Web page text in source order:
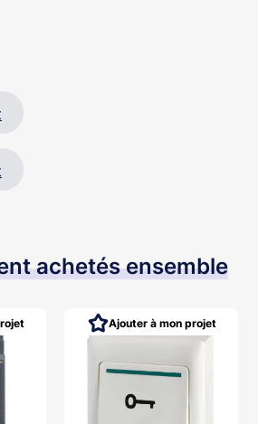
achetés ensemble
Ajouter à mon projet